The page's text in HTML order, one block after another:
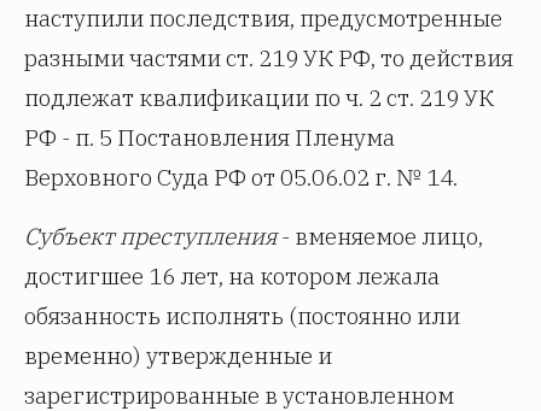
наступили последствия, предусмотренные
разными частями ст. 219 УК РФ, то действия
подлежат квалификации по ч. 2 ст. 219 УК
РФ - п. 5 Постановления Пленума
Верховного Суда РФ от 05.06.02 г. № 14.
Субъект преступления- вменяемое лицо,
достигшее 16 лет, на котором лежала
обязанность исполнять (постоянно или
временно) утвержденные и
зарегистрированные в установленном